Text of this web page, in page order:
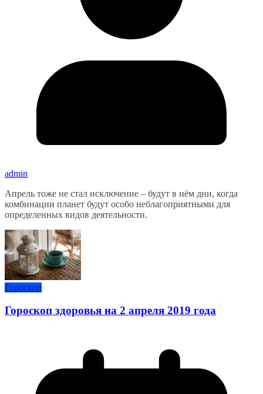
admin
Апрель тоже не стал исключение – будут в нём дни, когда
комбинации планет будут особо неблагоприятными для
определенных видов деятельности.
Гороскоп
Гороскоп здоровья на 2 апреля 2019 года